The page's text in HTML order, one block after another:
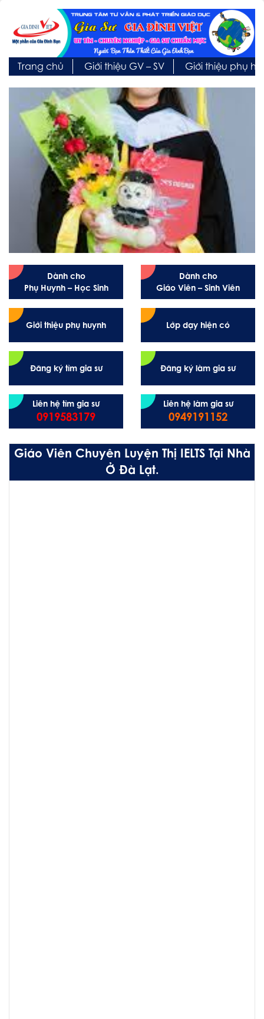
Trang chủ Giới thiệu GV – SV Giới thiệu phụ
Dành cho
Phụ Huynh – Học Sinh
Giới thiệu phụ huynh
Đăng ký tìm gia sư
Liên hệ tìm gia sư
0919583179
Dành cho
Giáo Viên – Sinh Viên
Lớp dạy hiện có
Đăng ký làm gia sư
Liên hệ làm gia sư
0949191152
Giáo Viên Chuyên Luyện Thị IELTS Tại Nhà
Ở Đà Lạt.